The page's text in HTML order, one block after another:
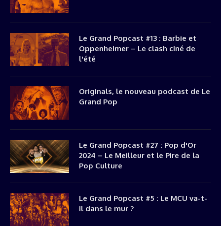
Le Grand Popcast #13 : Barbie et
Oppenheimer – Le clash ciné de
l'été
Originals, le nouveau podcast de Le
Grand Pop
Le Grand Popcast #27 : Pop d'Or
2024 – Le Meilleur et le Pire de la
Pop Culture
Le Grand Popcast #5 : Le MCU va-t-
il dans le mur ?